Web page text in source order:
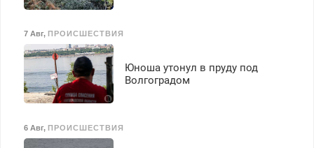
7 Авг, ПРОИСШЕСТВИЯ
Юноша утонул в пруду под
Волгоградом
6 Авг, ПРОИСШЕСТВИЯ